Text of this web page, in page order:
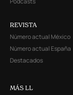
REVISTA
Número actual México
Número actual España
Destacados
MÁS LL